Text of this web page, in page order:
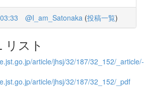
@I_am_Satonaka (投稿一覧)
リスト
article/jhsj/32/187/32_152/_article/-
article/jhsj/32/187/32_152/_pdf